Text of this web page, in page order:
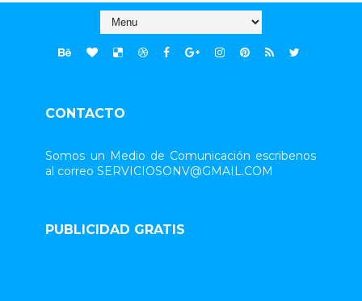
CONTACTO
Somos un Medio de Comunicación escribenos
al correo SERVICIOSONV@GMAIL.COM
PUBLICIDAD GRATIS